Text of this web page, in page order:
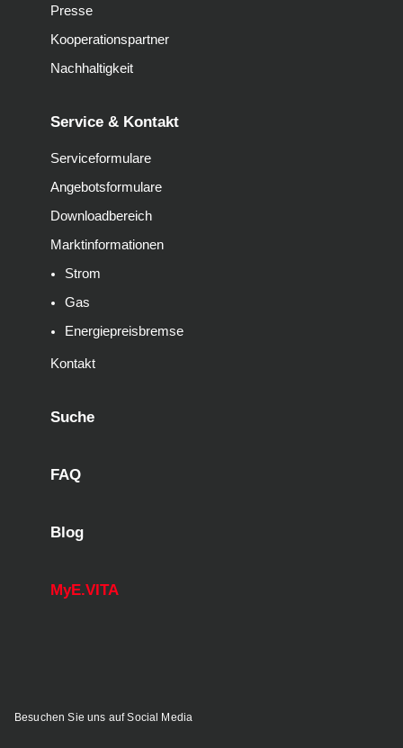
Presse
Kooperationspartner
Nachhaltigkeit
Service & Kontakt
Serviceformulare
Angebotsformulare
Downloadbereich
Marktinformationen
Strom
Gas
Energiepreisbremse
Kontakt
Suche
FAQ
Blog
MyE.VITA
Besuchen Sie uns auf Social Media